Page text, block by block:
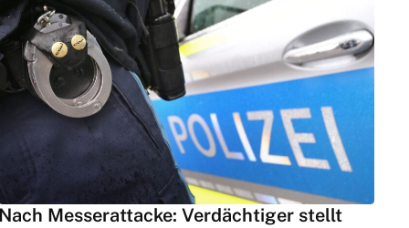
Messerattacke: Verdächtiger stellt